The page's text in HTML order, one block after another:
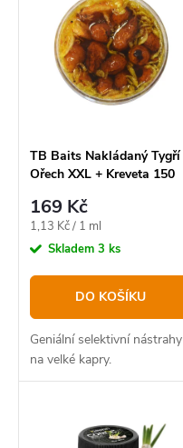
o
d
u
k
t
ů
Nejdražší
Abecedně
r
o
d
u
k
t
ů
TB Baits Nakládaný Tygří
Ořech XXL + Kreveta 150
169 Kč
Měrná
cena:
1,13 Kč / 1 ml
Skladem 3 ks
DO KOŠÍKU
Geniální selektivní nástrahy
na velké kapry.